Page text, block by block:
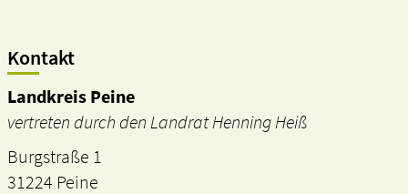
Kontakt
Landkreis Peine
vertreten durch den Landrat Henning Heiß
Burgstraße 1
31224 Peine